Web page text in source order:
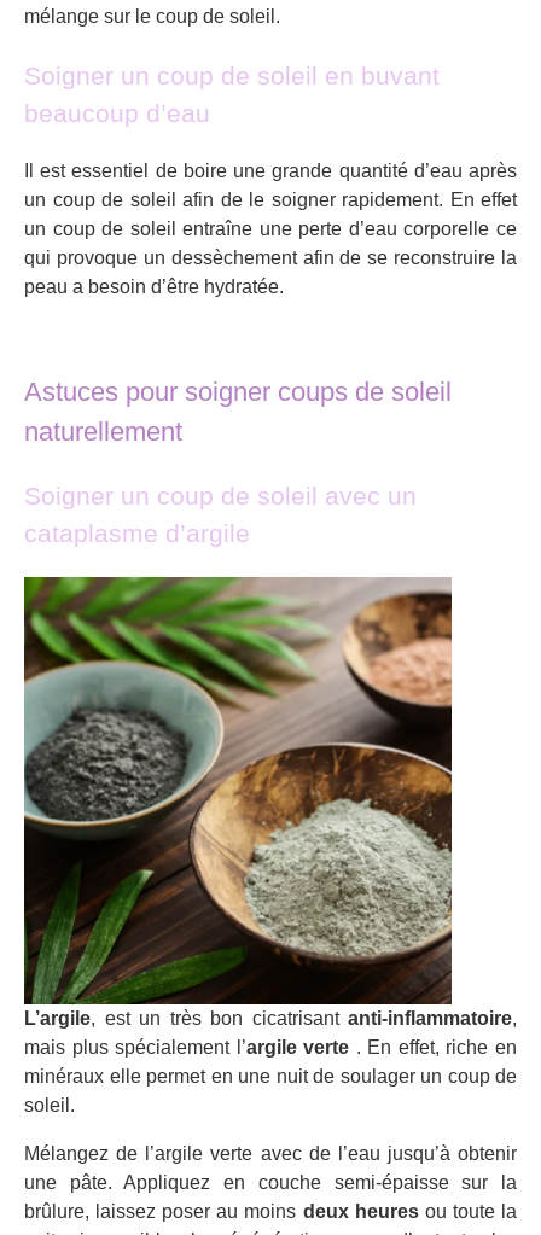
mélange sur le coup de soleil.
Soigner un coup de soleil en buvant
beaucoup d’eau
Il est essentiel de boire une grande quantité d’eau après
un coup de soleil afin de le soigner rapidement. En effet
un coup de soleil entraîne une perte d’eau corporelle ce
qui provoque un dessèchement afin de se reconstruire la
peau a besoin d’être hydratée.
Astuces pour soigner coups de soleil
naturellement
Soigner un coup de soleil avec un
cataplasme d’argile
L’argile, est un très bon cicatrisant anti-inflammatoire,
mais plus spécialement l’argile verte . En effet, riche en
minéraux elle permet en une nuit de soulager un coup de
soleil.
Mélangez de l’argile verte avec de l’eau jusqu’à obtenir
une pâte. Appliquez en couche semi-épaisse sur la
brûlure, laissez poser au moins deux heuresou toute la